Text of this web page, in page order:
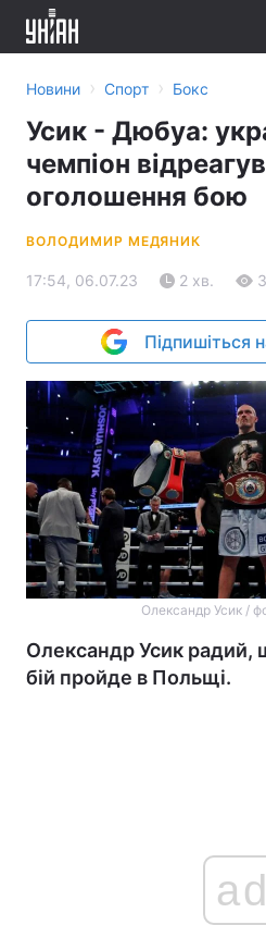
Новини › Спорт › Бокс
Усик - Дюбуа:
чемпіон
оголошення бою
ВОЛОДИМИР МЕДЯНИК
17:54, 06.07.23 2 хв.
Підпишіться
Олександр Усик /
Олександр Усик радий,
бій пройде в Польщі.
ad